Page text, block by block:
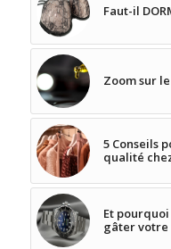
Faut-il
Zoom sur le
5 Conseils
qualité
Et
gâter votre